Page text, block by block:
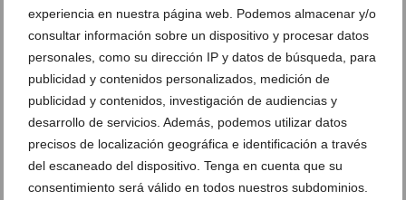
experiencia en nuestra página web. Podemos almacenar y/o
consultar información sobre un dispositivo y procesar datos
personales, como su dirección IP y datos de búsqueda, para
publicidad y contenidos personalizados, medición de
publicidad y contenidos, investigación de audiencias y
desarrollo de servicios. Además, podemos utilizar datos
precisos de localización geográfica e identificación a través
del escaneado del dispositivo. Tenga en cuenta que su
consentimiento será válido en todos nuestros subdominios.